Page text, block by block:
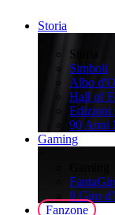
Storia
Storia
Simboli
Albo
Hall of
Edizioni
90 Anni
Gaming
ll Giro
Fanzone